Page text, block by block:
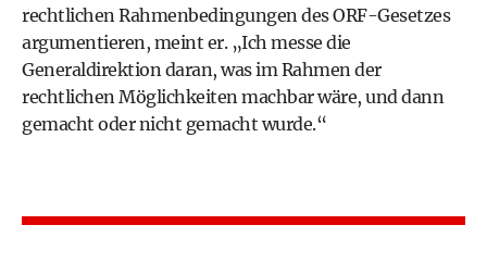
rechtlichen Rahmenbedingungen des ORF-Gesetzes
argumentieren, meint er. „Ich messe die
Generaldirektion daran, was im Rahmen der
rechtlichen Möglichkeiten machbar wäre, und dann
gemacht oder nicht gemacht wurde.“